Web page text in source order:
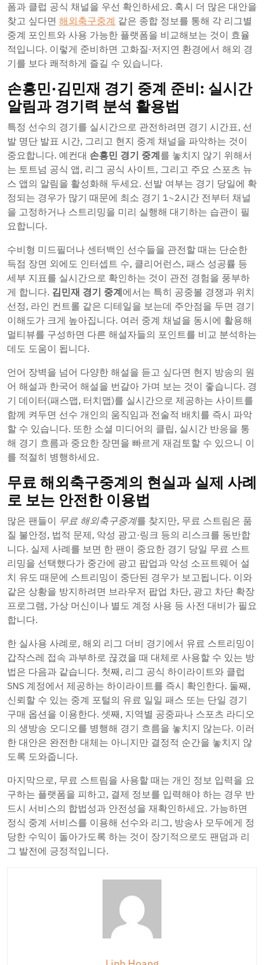
폼과 클럽 공식 채널을 우선 확인하세요. 혹시 더 많은 대안을
찾고 싶다면 해외축구중계 같은 종합 정보를 통해 각 리그별
중계 포인트와 사용 가능한 플랫폼을 비교해보는 것이 효율
적입니다. 이렇게 준비하면 고화질·저지연 환경에서 해외 경
기를 보다 쾌적하게 즐길 수 있습니다.
손흥민·김민재 경기 중계 준비: 실시간
알림과 경기력 분석 활용법
특정 선수의 경기를 실시간으로 관전하려면 경기 시간표, 선
발 명단 발표 시간, 그리고 현지 중계 채널을 파악하는 것이
중요합니다. 예컨대 손흥민 경기 중계를 놓치지 않기 위해서
는 토트넘 공식 앱, 리그 공식 사이트, 그리고 주요 스포츠 뉴
스 앱의 알림을 활성화해 두세요. 선발 여부는 경기 당일에 확
정되는 경우가 많기 때문에 최소 경기 1~2시간 전부터 채널
을 고정하거나 스트리밍을 미리 실행해 대기하는 습관이 필
요합니다.
수비형 미드필더나 센터백인 선수들을 관전할 때는 단순한
득점 장면 외에도 인터셉트 수, 클리어런스, 패스 성공률 등
세부 지표를 실시간으로 확인하는 것이 관전 경험을 풍부하
게 합니다. 김민재 경기 중계에서는 특히 공중볼 경쟁과 위치
선정, 라인 컨트롤 같은 디테일을 보는데 주안점을 두면 경기
이해도가 크게 높아집니다. 여러 중계 채널을 동시에 활용해
멀티뷰를 구성하면 다른 해설자들의 포인트를 비교 분석하는
데도 도움이 됩니다.
언어 장벽을 넘어 다양한 해설을 듣고 싶다면 현지 방송의 원
어 해설과 한국어 해설을 번갈아 가며 보는 것이 좋습니다. 경
기 데이터(패스맵, 터치맵)를 실시간으로 제공하는 사이트를
함께 켜두면 선수 개인의 움직임과 전술적 배치를 즉시 파악
할 수 있습니다. 또한 소셜 미디어의 클립, 실시간 반응을 통
해 경기 흐름과 중요한 장면을 빠르게 재검토할 수 있으니 이
를 적절히 병행하세요.
무료 해외축구중계의 현실과 실제 사례
로 보는 안전한 이용법
많은 팬들이 무료 해외축구중계를 찾지만, 무료 스트림은 품
질 불안정, 법적 문제, 악성 광고·링크 등의 리스크를 동반합
니다. 실제 사례를 보면 한 팬이 중요한 경기 당일 무료 스트
리밍을 선택했다가 중간에 광고 팝업과 악성 소프트웨어 설
치 유도 때문에 스트리밍이 중단된 경우가 보고됩니다. 이와
같은 상황을 방지하려면 브라우저 팝업 차단, 광고 차단 확장
프로그램, 가상 머신이나 별도 계정 사용 등 사전 대비가 필요
합니다.
한 실사용 사례로, 해외 리그 더비 경기에서 유료 스트리밍이
갑작스레 접속 과부하로 끊겼을 때 대체로 사용할 수 있는 방
법은 다음과 같습니다. 첫째, 리그 공식 하이라이트와 클럽
SNS 계정에서 제공하는 하이라이트를 즉시 확인한다. 둘째,
신뢰할 수 있는 중계 포털의 유료 일일 패스 또는 단일 경기
구매 옵션을 이용한다. 셋째, 지역별 공중파나 스포츠 라디오
의 생방송 오디오를 병행해 경기 흐름을 놓치지 않는다. 이러
한 대안은 완전한 대체는 아니지만 결정적 순간을 놓치지 않
도록 도와줍니다.
마지막으로, 무료 스트림을 사용할 때는 개인 정보 입력을 요
구하는 플랫폼을 피하고, 결제 정보를 입력해야 하는 경우 반
드시 서비스의 합법성과 안전성을 재확인하세요. 가능하면
정식 중계 서비스를 이용해 선수와 리그, 방송사 모두에게 정
당한 수익이 돌아가도록 하는 것이 장기적으로도 팬덤과 리
그 발전에 긍정적입니다.